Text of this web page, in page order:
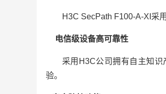
H3C SecPath F100-A-XI采
电信级设备高可靠性
采用H3C公司拥有自主知
验。